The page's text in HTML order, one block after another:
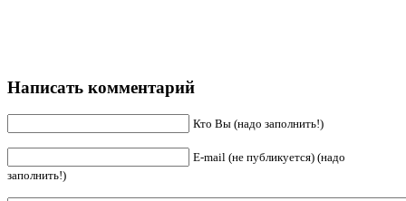
Написать комментарий
Кто Вы (надо заполнить!)
E-mail (не публикуется) (надо
заполнить!)